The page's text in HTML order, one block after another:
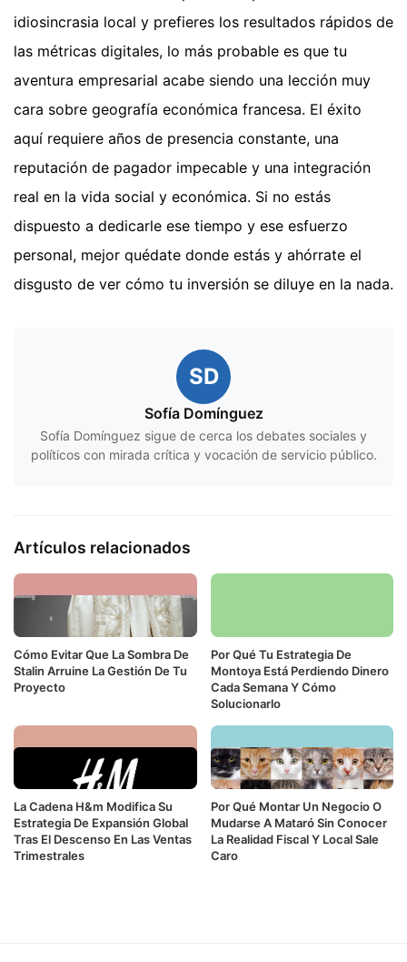
idiosincrasia local y prefieres los resultados rápidos de
las métricas digitales, lo más probable es que tu
aventura empresarial acabe siendo una lección muy
cara sobre geografía económica francesa. El éxito
aquí requiere años de presencia constante, una
reputación de pagador impecable y una integración
real en la vida social y económica. Si no estás
dispuesto a dedicarle ese tiempo y ese esfuerzo
personal, mejor quédate donde estás y ahórrate el
disgusto de ver cómo tu inversión se diluye en la nada.
SD
Sofía Domínguez
Sofía Domínguez sigue de cerca los debates sociales y
políticos con mirada crítica y vocación de servicio público.
Artículos relacionados
Cómo Evitar Que La Sombra De
Stalin Arruine La Gestión De Tu
Proyecto
Por Qué Tu Estrategia De
Montoya Está Perdiendo Dinero
Cada Semana Y Cómo
Solucionarlo
La Cadena H&m Modifica Su
Estrategia De Expansión Global
Tras El Descenso En Las Ventas
Trimestrales
Por Qué Montar Un Negocio O
Mudarse A Mataró Sin Conocer
La Realidad Fiscal Y Local Sale
Caro